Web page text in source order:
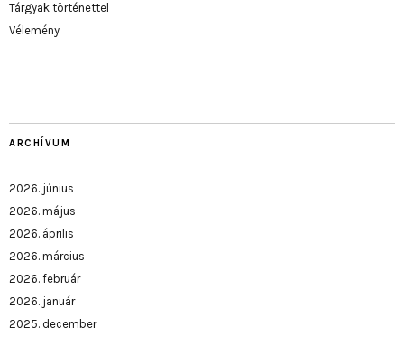
Tárgyak történettel
Vélemény
ARCHÍVUM
2026. június
2026. május
2026. április
2026. március
2026. február
2026. január
2025. december